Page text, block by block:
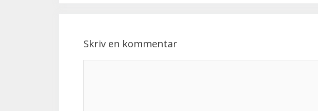
Skriv en kommentar